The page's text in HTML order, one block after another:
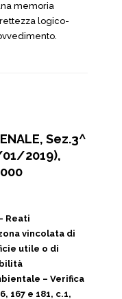
memoria
logico-
Sez.3^
2019),
Reati
vincolata di
utile o di
– Verifica
167 e 181, c.1,